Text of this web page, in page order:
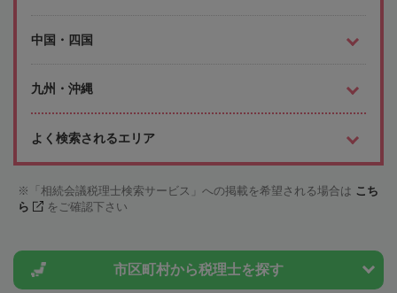
中国・四国
九州・沖縄
よく検索されるエリア
「相続会議税理士検索サービス」への掲載を希望される場合は こち
ら
をご確認下さい
市区町村から税理士を探す